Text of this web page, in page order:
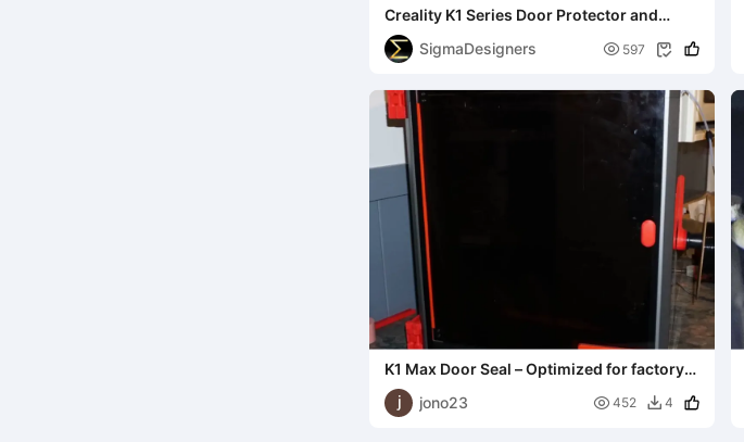
Creality K1 Series Door Protector and
Vibration Damper
SigmaDesigners
 597 
K1 Max Door Seal – Optimized for factory
Standard Hinges
jono23
 452  4